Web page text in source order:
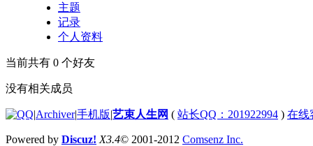
主题
记录
个人资料
当前共有 0 个好友
没有相关成员
|Archiver|手机版|艺束人生网 ( 站长QQ：201922994 ) 在线
Powered by Discuz! X3.4© 2001-2012 Comsenz Inc.